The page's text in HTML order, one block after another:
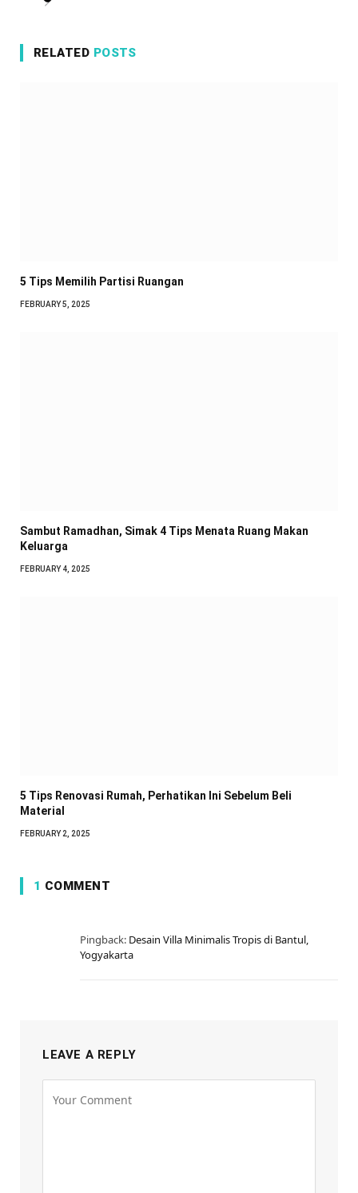
RELATED POSTS
5 Tips Memilih Partisi Ruangan
FEBRUARY 5, 2025
Sambut Ramadhan, Simak 4 Tips Menata Ruang Makan
Keluarga
FEBRUARY 4, 2025
5 Tips Renovasi Rumah, Perhatikan Ini Sebelum Beli
Material
FEBRUARY 2, 2025
1 COMMENT
Pingback: Desain Villa Minimalis Tropis di Bantul,
Yogyakarta
LEAVE A REPLY